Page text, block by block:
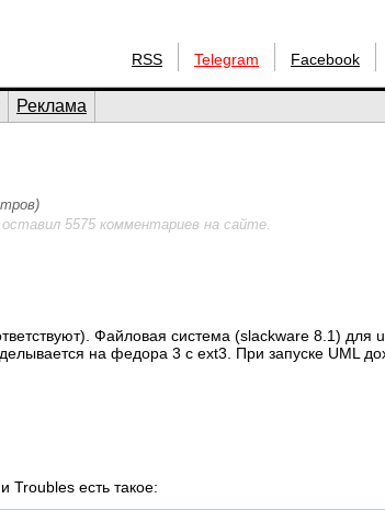
RSS Telegram Facebook
Реклама
5575 комментариев на сайте.
Файловая система (slackware 8.1) для
на федора 3 с ext3. При запуске UML
Troubles есть такое: